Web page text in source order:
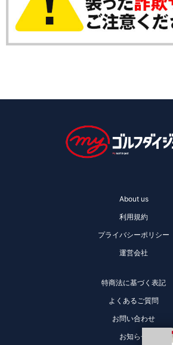
About us
利用規約
プライバシーポリシー
運営会社
特商法に基づく表記
よくあるご質問
お問い合わせ
お知らせ